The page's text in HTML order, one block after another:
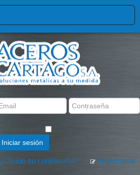
Iniciar sesión
¿Olvidó su contraseña? Registrarse